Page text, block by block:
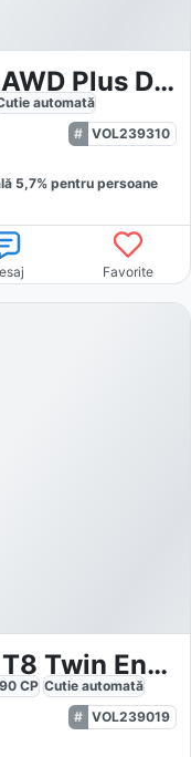
Volvo XC60 B4 Diesel AWD Plus Dark
automată
VOL239310
5,7% pentru persoane
Favorite
Volvo XC60 Recharge T8 Twin Engine eAWD Inscription
CP Cutie automată
VOL239019